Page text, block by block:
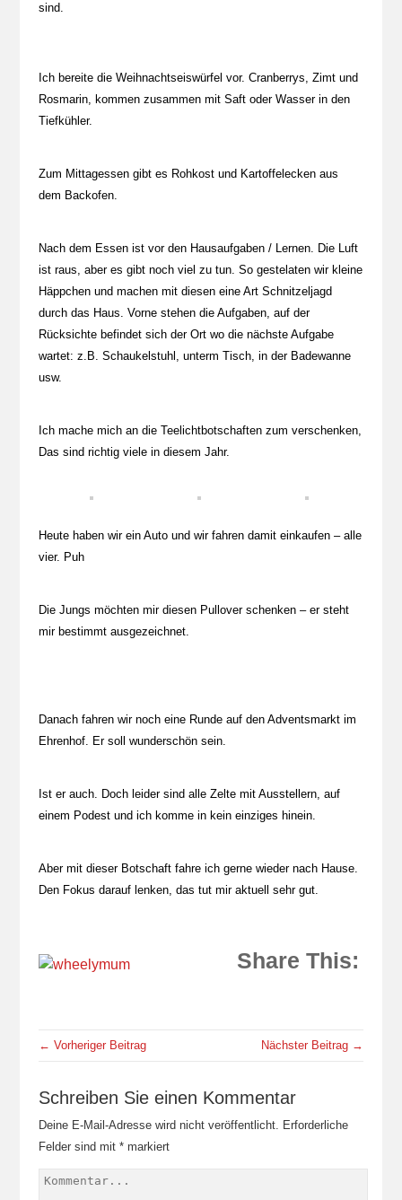
sind.
Ich bereite die Weihnachtseiswürfel vor. Cranberrys, Zimt und
Rosmarin, kommen zusammen mit Saft oder Wasser in den
Tiefkühler.
Zum Mittagessen gibt es Rohkost und Kartoffelecken aus
dem Backofen.
Nach dem Essen ist vor den Hausaufgaben / Lernen. Die Luft
ist raus, aber es gibt noch viel zu tun. So gestelaten wir kleine
Häppchen und machen mit diesen eine Art Schnitzeljagd
durch das Haus. Vorne stehen die Aufgaben, auf der
Rücksichte befindet sich der Ort wo die nächste Aufgabe
wartet: z.B. Schaukelstuhl, unterm Tisch, in der Badewanne
usw.
Ich mache mich an die Teelichtbotschaften zum verschenken,
Das sind richtig viele in diesem Jahr.
Heute haben wir ein Auto und wir fahren damit einkaufen – alle
vier. Puh
Die Jungs möchten mir diesen Pullover schenken – er steht
mir bestimmt ausgezeichnet.
Danach fahren wir noch eine Runde auf den Adventsmarkt im
Ehrenhof. Er soll wunderschön sein.
Ist er auch. Doch leider sind alle Zelte mit Ausstellern, auf
einem Podest und ich komme in kein einziges hinein.
Aber mit dieser Botschaft fahre ich gerne wieder nach Hause.
Den Fokus darauf lenken, das tut mir aktuell sehr gut.
Share This:
← Vorheriger Beitrag Nächster Beitrag →
Schreiben Sie einen Kommentar
Deine E-Mail-Adresse wird nicht veröffentlicht. Erforderliche
Felder sind mit *markiert